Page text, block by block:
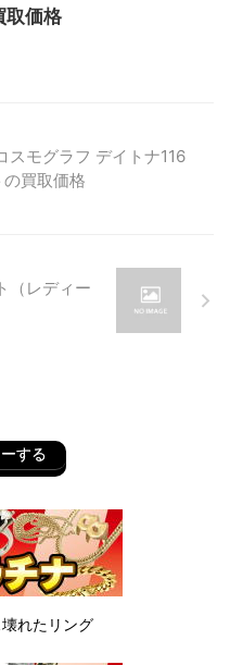
取価格
スモグラフ デイトナ116
買取価格
（レディー
する
壊れたリング